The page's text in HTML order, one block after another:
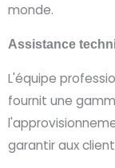
monde.
Assistance
L'équipe
fournit une
garantir aux